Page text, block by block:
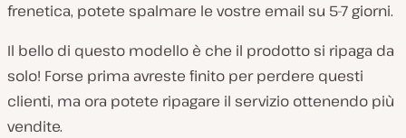
frenetica, potete spalmare le vostre email su 5-7 giorni.
Il bello di questo modello è che il prodotto si ripaga da
solo! Forse prima avreste finito per perdere questi
clienti, ma ora potete ripagare il servizio ottenendo più
vendite.